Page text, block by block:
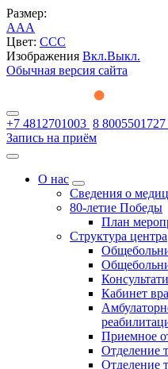
Размер:
AAA
Цвет: CCC
Изображения Вкл.Выкл.
Обычная версия сайта
+7 4812701003 8 8005501727
Запись на приём
О нас
Сведения о
80-летие Победы
План
Структура центра
Кабинет
Приемное
Отделение
Отделение